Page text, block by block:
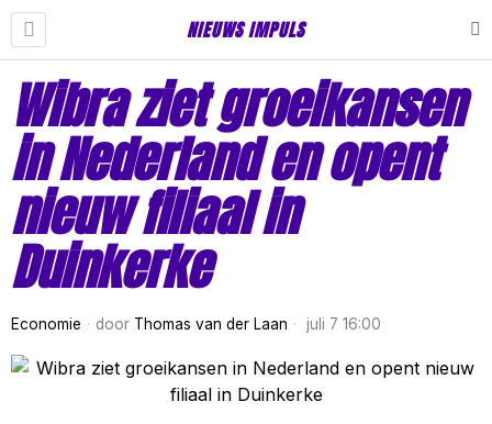
NIEUWS IMPULS
Wibra ziet groeikansen
in Nederland en opent
nieuw filiaal in
Duinkerke
Economie door Thomas van der Laan juli 7 16:00